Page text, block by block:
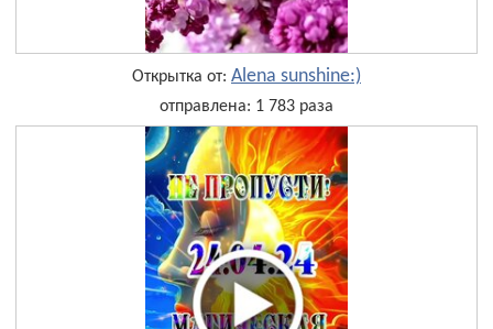
Открытка от: Alena sunshine:)
отправлена: 1 783 раза